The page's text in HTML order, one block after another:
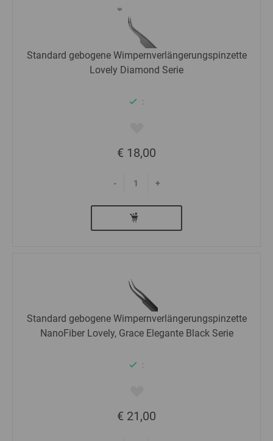
Standard gebogene Wimpernverlängerungspinzette
Lovely Diamond Serie
:
€ 18,00
- +
Standard gebogene Wimpernverlängerungspinzette
NanoFiber Lovely, Grace Elegante Black Serie
:
€ 21,00